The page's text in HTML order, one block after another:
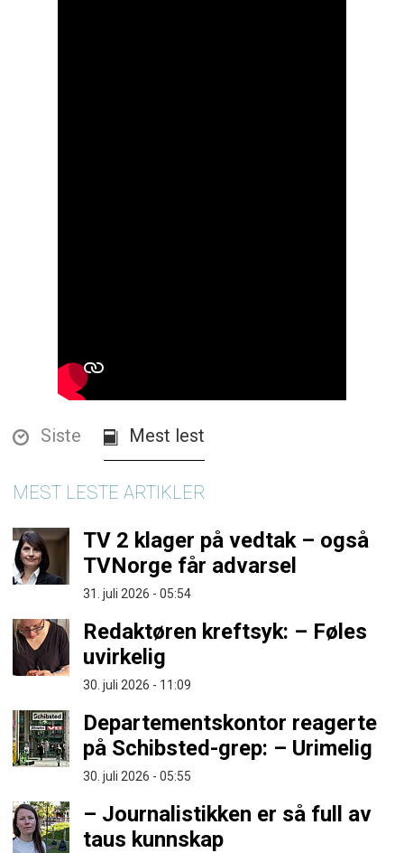
Siste Mest lest
MEST LESTE ARTIKLER
TV 2 klager på vedtak – også
TVNorge får advarsel
31. juli 2026 - 05:54
Redaktøren kreftsyk: – Føles
uvirkelig
30. juli 2026 - 11:09
Departementskontor reagerte
på Schibsted-grep: – Urimelig
30. juli 2026 - 05:55
– Journalistikken er så full av
taus kunnskap